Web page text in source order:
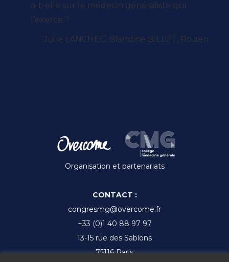
a-t-elle sur le médecin généraliste qui
l’exerce ?
Julie LANCHEC, Blandine BILLET, Rouen
Organisation et partenariats
CONTACT :
congresmg@overcome.fr
+33 (0)1 40 88 97 97
13-15 rue des Sablons
75116 Paris